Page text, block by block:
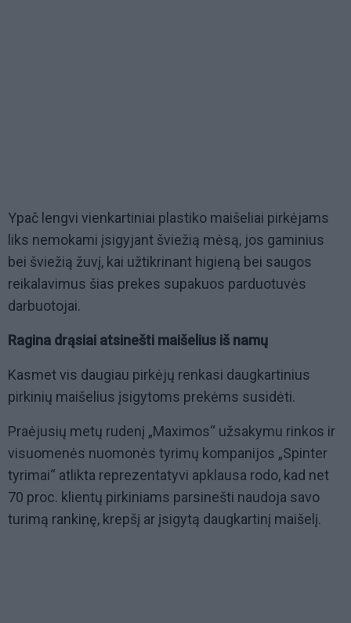
Ypač lengvi vienkartiniai plastiko maišeliai pirkėjams
liks nemokami įsigyjant šviežią mėsą, jos gaminius
bei šviežią žuvį, kai užtikrinant higieną bei saugos
reikalavimus šias prekes supakuos parduotuvės
darbuotojai.
Ragina drąsiai atsinešti maišelius iš namų
Kasmet vis daugiau pirkėjų renkasi daugkartinius
pirkinių maišelius įsigytoms prekėms susidėti.
Praėjusių metų rudenį „Maximos“ užsakymu rinkos ir
visuomenės nuomonės tyrimų kompanijos „Spinter
tyrimai“ atlikta reprezentatyvi apklausa rodo, kad net
70 proc. klientų pirkiniams parsinešti naudoja savo
turimą rankinę, krepšį ar įsigytą daugkartinį maišelį.